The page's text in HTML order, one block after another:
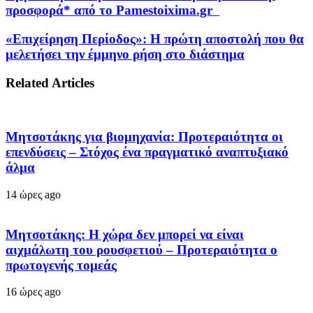
προσφορά* από το Pamestoixima.gr
«Επιχείρηση Περίοδος»: Η πρώτη αποστολή που θα
μελετήσει την έμμηνο ρήση στο διάστημα
Related Articles
Μητσοτάκης για βιομηχανία: Προτεραιότητα οι
επενδύσεις – Στόχος ένα πραγματικό αναπτυξιακό
άλμα
14 ώρες ago
Μητσοτάκης: Η χώρα δεν μπορεί να είναι
αιχμάλωτη του ρουσφετιού – Προτεραιότητα ο
πρωτογενής τομεάς
16 ώρες ago